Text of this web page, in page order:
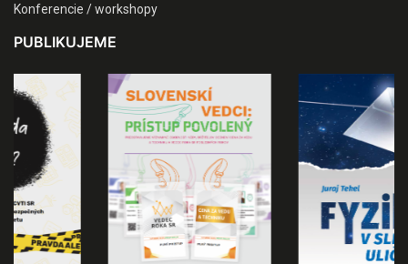
Konferencie / workshopy
PUBLIKUJEME